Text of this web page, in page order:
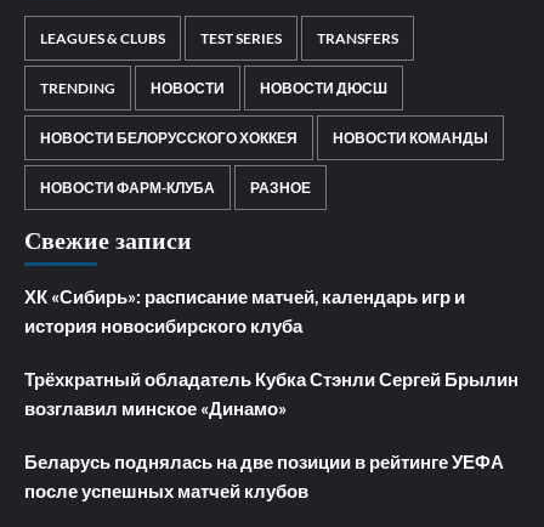
LEAGUES & CLUBS TEST SERIES TRANSFERS
TRENDING НОВОСТИ НОВОСТИ ДЮСШ
НОВОСТИ БЕЛОРУССКОГО ХОККЕЯ НОВОСТИ КОМАНДЫ
НОВОСТИ ФАРМ-КЛУБА РАЗНОЕ
Свежие записи
ХК «Сибирь»: расписание матчей, календарь игр и
история новосибирского клуба
Трёхкратный обладатель Кубка Стэнли Сергей Брылин
возглавил минское «Динамо»
Беларусь поднялась на две позиции в рейтинге УЕФА
после успешных матчей клубов